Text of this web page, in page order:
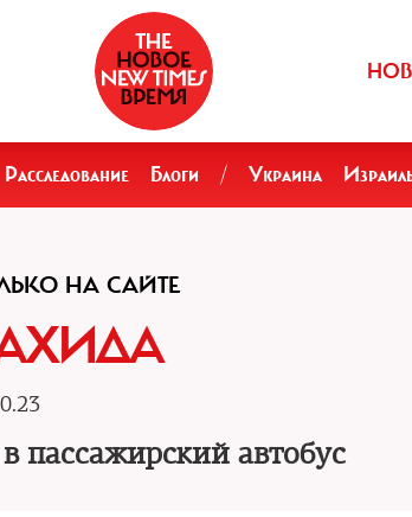
Расследование Блоги / Украина
НА САЙТЕ
пассажирский автобус